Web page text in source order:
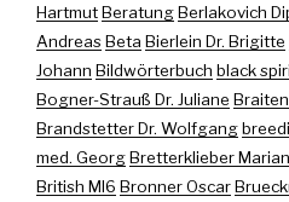
HartmutBeratungBerlakovich
AndreasBeta Bierlein Dr. Brigitte
Johann Bildwörterbuch black
Bogner-Strauß Dr. Juliane
Brandstetter Dr. Wolfgang
med. GeorgBretterklieber
British MI6 Bronner Oscar